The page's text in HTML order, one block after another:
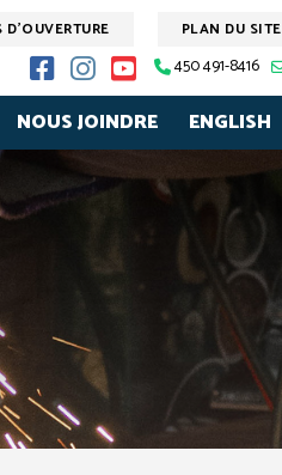
PLAN DU SITE
D'OUVERTURE
450 491-8416
NOUS JOINDRE ENGLISH